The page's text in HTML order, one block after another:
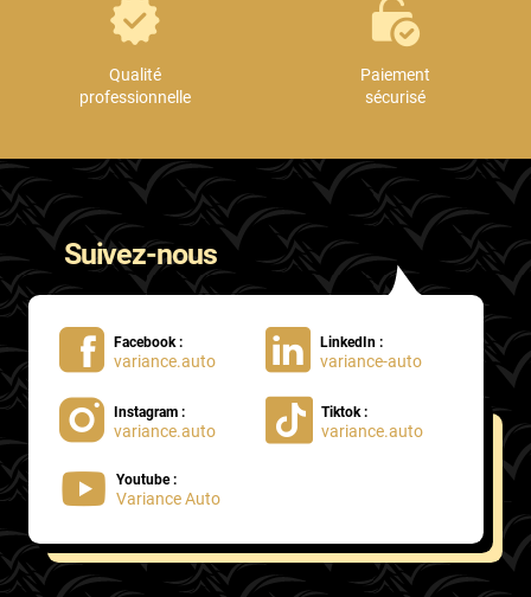
Qualité
professionnelle
Paiement
sécurisé
Suivez-nous
Facebook :
variance.auto
LinkedIn :
variance-auto
Instagram :
variance.auto
Tiktok :
variance.auto
Youtube :
Variance Auto